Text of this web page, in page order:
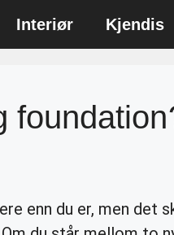
Interiør Kjendis
enn du er, men det